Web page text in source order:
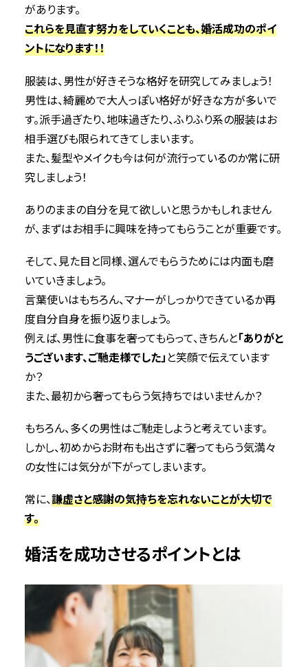
があります。
これらを見直す努力をしていくことも、婚活成功のポイ
ントになります！！
服装は、男性が好きそうな格好を研究してみましょう！
男性は、綺麗めで大人っぽい格好が好きな方が多いで
す。派手過ぎたり、地味過ぎたり、ふりふり系の服装はお
相手選びも限られてきてしまいます。
また、髪型やメイクも今は何が流行っているのか常に研
究しましょう！
ありのままの自分を見て欲しいと思うかもしれません
が、まずはお相手に興味を持ってもらうことが重要です。
そして、見た目と同様、選んでもらうためには内面も磨
いていきましょう。
言葉使いはもちろん、マナーがしっかりできているか再
度自分自身を振り返りましょう。
例えば、男性に食事を奢ってもらって、きちんと「ありがと
うございます、ご馳走様でした」 と笑顔で伝えています
か？
また、最初から奢ってもらう気持ちではいませんか？
もちろん、多くの男性はご馳走しようと考えています。
しかし、初めからお財布も出さずに奢ってもらう気満々
の女性には気分が下がってしまいます。
常に、謙虚さと感謝の気持ちを忘れないことが大切で
す。
婚活を成功させるポイントとは